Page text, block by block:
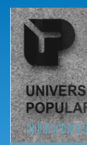
Popular do
Porto
Associação
Cultural